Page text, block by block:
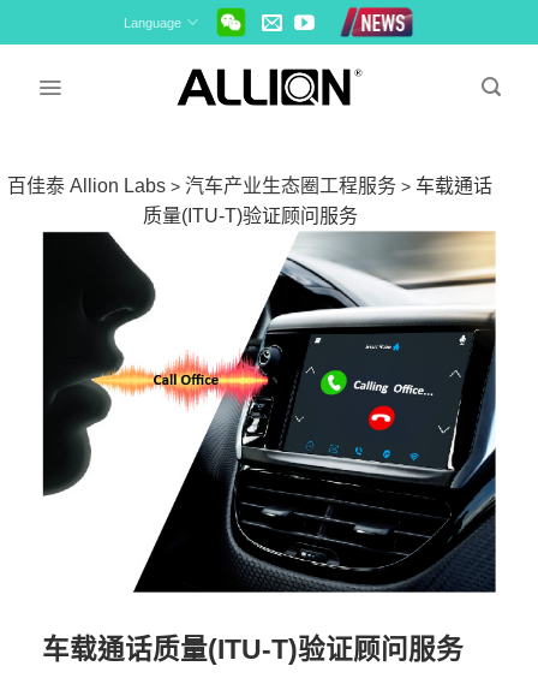
to
Language
百佳泰 Allion Labs >汽车产业生态圈工程服务 > 车载通话
质量(ITU-T)验证顾问服务
车载通话质量(ITU-T)验证顾问服务